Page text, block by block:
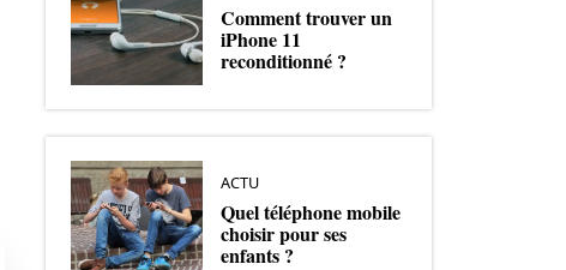
Comment trouver un
iPhone 11
reconditionné ?
ACTU
Quel téléphone mobile
choisir pour ses
enfants ?